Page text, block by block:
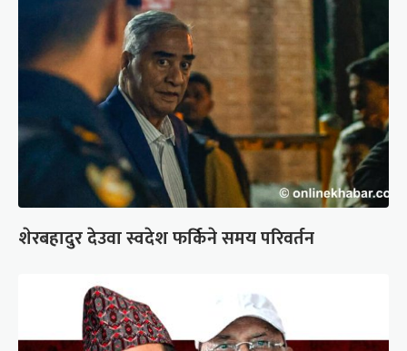
शेरबहादुर देउवा स्वदेश फर्किने समय परिवर्तन